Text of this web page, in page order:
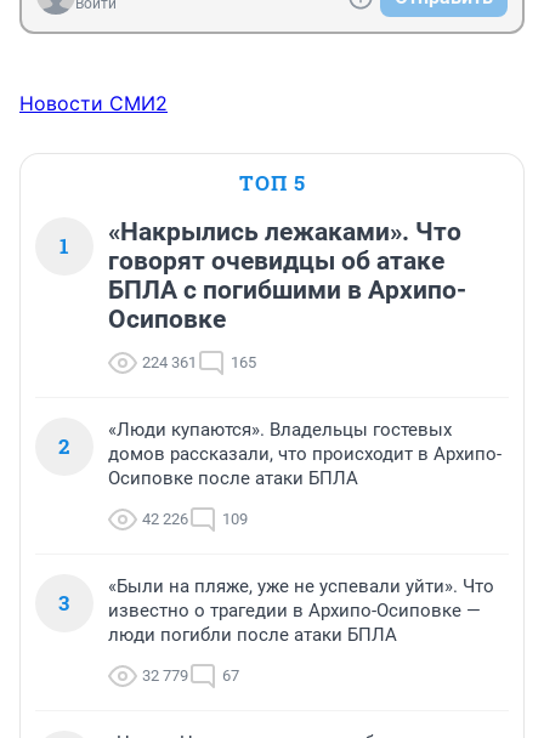
Новости СМИ2
ТОП 5
1
«Накрылись лежаками». Что
говорят очевидцы об атаке
БПЛА с погибшими в Архипо-
Осиповке
224 361 165
2
«Люди купаются». Владельцы гостевых
домов рассказали, что происходит в Архипо-
Осиповке после атаки БПЛА
42 226 109
3
«Были на пляже, уже не успевали уйти». Что
известно о трагедии в Архипо-Осиповке —
люди погибли после атаки БПЛА
32 779 67